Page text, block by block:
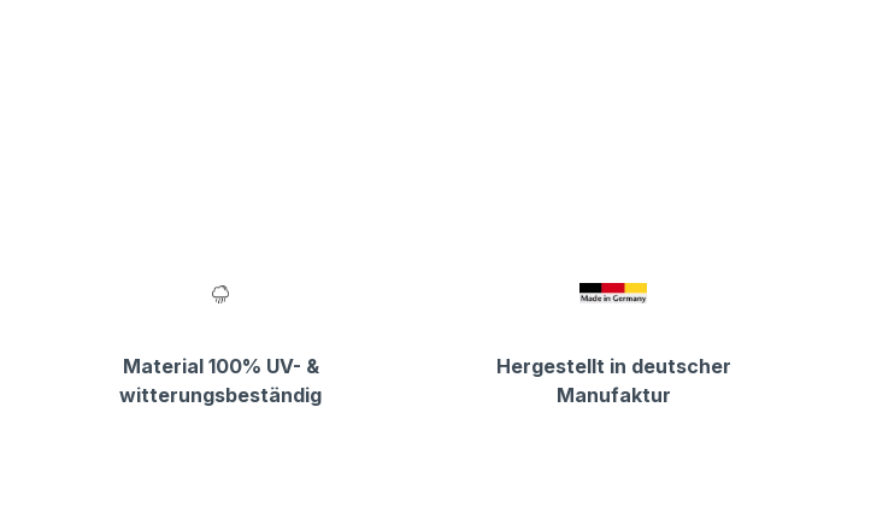
Material 100% UV- &
witterungsbeständig
Hergestellt in deutscher
Manufaktur